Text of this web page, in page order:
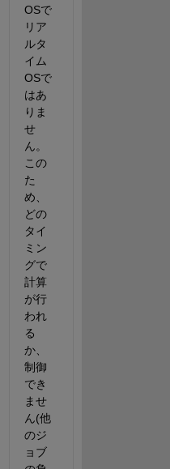
OSで
リア
ルタ
イム
OSで
はあ
りま
せ
ん。
この
た
め、
どの
タイ
ミン
グで
計算
が行
われ
る
か、
制御
でき
ませ
ん(他
のジ
ョブ